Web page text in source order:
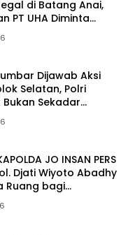
di Batang Anai,
PT UHA Diminta
Dijawab Aksi
Selatan, Polri
Sekadar
JO INSAN PERS
Djati Wiyoto Abadhy
Ruang bagi
Internal Polri